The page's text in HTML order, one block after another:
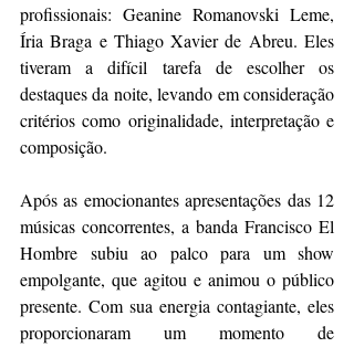
profissionais: Geanine Romanovski Leme,
Íria Braga e Thiago Xavier de Abreu. Eles
tiveram a difícil tarefa de escolher os
destaques da noite, levando em consideração
critérios como originalidade, interpretação e
composição.
Após as emocionantes apresentações das 12
músicas concorrentes, a banda Francisco El
Hombre subiu ao palco para um show
empolgante, que agitou e animou o público
presente. Com sua energia contagiante, eles
proporcionaram um momento de